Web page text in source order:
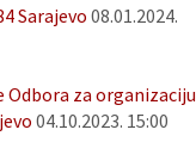
Sarajevo 08.01.2024.
Odbora za organizaciju
04.10.2023. 15:00